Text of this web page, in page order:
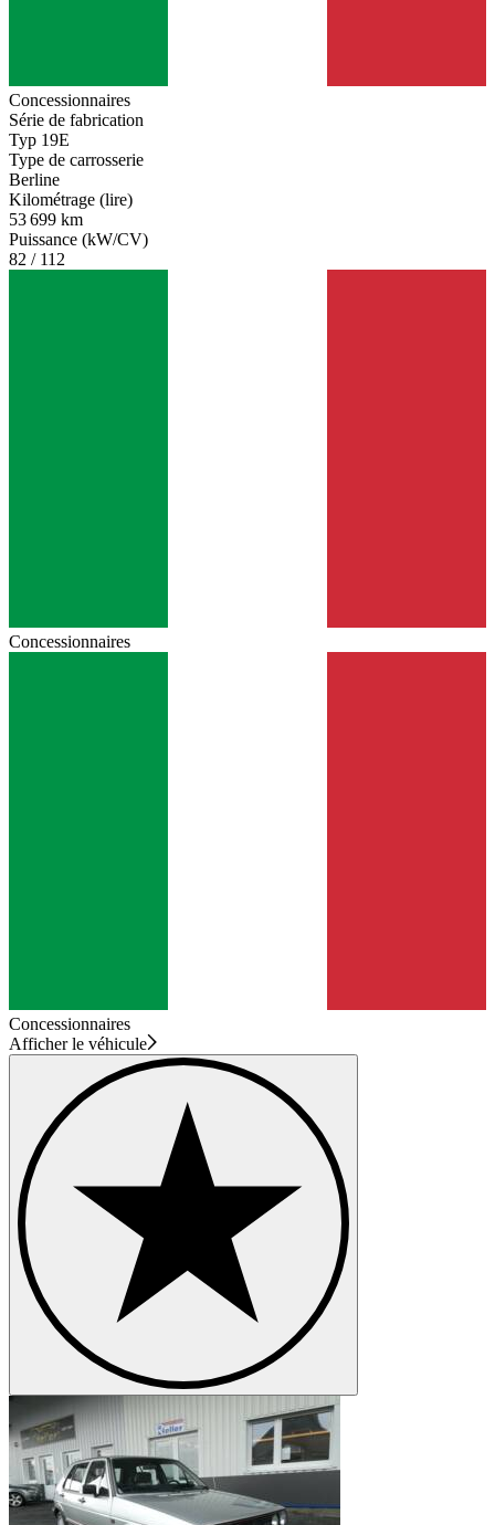
Concessionnaires
Série de fabrication
Typ 19E
Type de carrosserie
Berline
Kilométrage (lire)
53 699 km
Puissance (kW/CV)
82 / 112
Concessionnaires
Concessionnaires
Afficher le véhicule